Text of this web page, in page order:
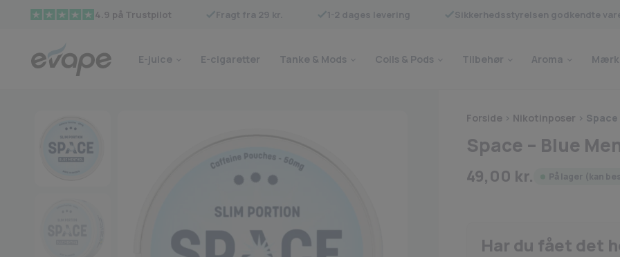
4.9 på Trustpilot Fragt fra 29 kr. 1-2 dages levering Sikkerhedsstyrelsen godkendte
E-juice E-cigaretter Tanke & Mods Coils & Pods Tilbehør Aroma
Forside > Nikotinposer >
Space – Blue
49,00 kr.
Har du fået det